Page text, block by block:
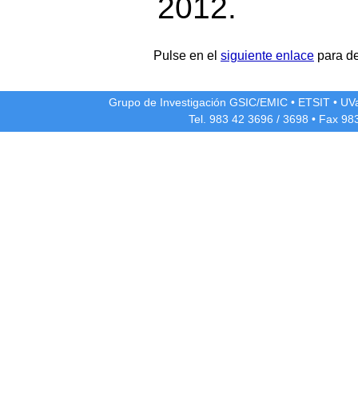
2012.
Pulse en el siguiente enlace para
Grupo de Investigación GSIC/EMIC • ETSIT •
Tel. 983 42 3696 / 3698 • Fax